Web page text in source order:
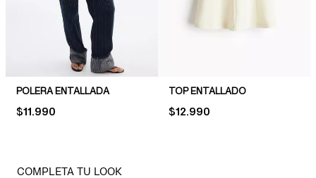
POLERA ENTALLADA
PRICE:
$11.990
TOP ENTALLADO
PRICE:
$12.990
COMPLETA TU LOOK